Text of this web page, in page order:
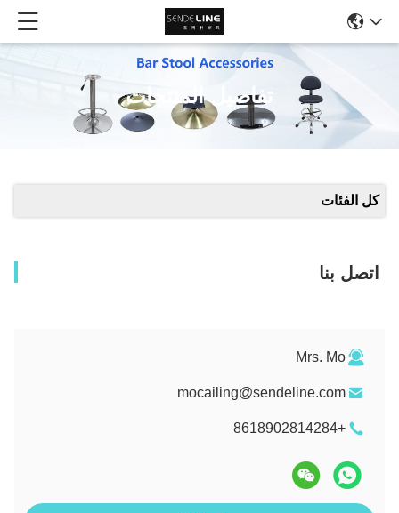
تفاصيل المنتجات
كل الفئات
اتصل بنا
Mrs. Mo
mocailing@sendeline.com
+8618902814284